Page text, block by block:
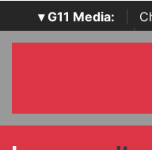
▾ G11 Media:
SecurityOpenLab |